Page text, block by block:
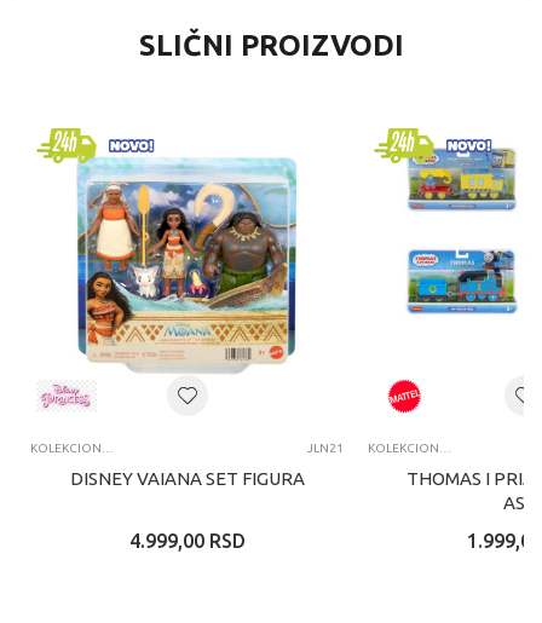
SLIČNI PROIZVODI
KOLEKCIONARSKE FIGURE I SETOVI JLN21
DISNEY VAIANA SET FIGURA
4.999,00 RSD
KOLEKCIONARSKE FIGURE I SETOVI
THOMAS I
1.999,00